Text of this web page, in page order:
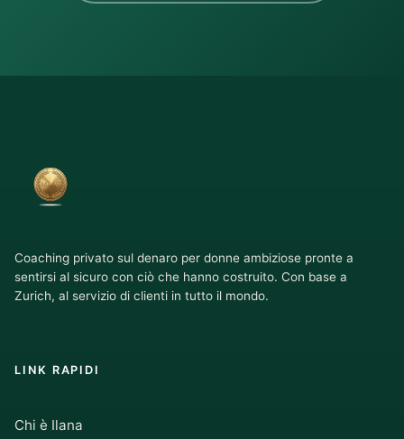
Coaching privato sul denaro per donne ambiziose pronte a
sentirsi al sicuro con ciò che hanno costruito. Con base a
Zurich, al servizio di clienti in tutto il mondo.
LINK RAPIDI
Chi è Ilana